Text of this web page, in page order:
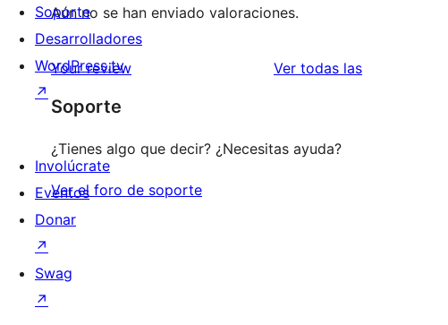
Aún no se han enviado valoraciones.
Your review Ver todas lasvaloraciones
Soporte
¿Tienes algo que decir? ¿Necesitas ayuda?
Ver el foro de soporte
Soporte
Desarrolladores
WordPress.tv
↗
Involúcrate
Eventos
Donar
↗
Swag
↗